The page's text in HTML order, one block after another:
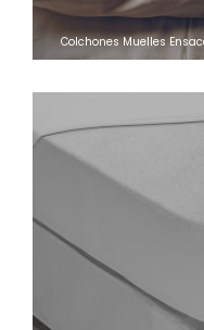
Colchones Muelles